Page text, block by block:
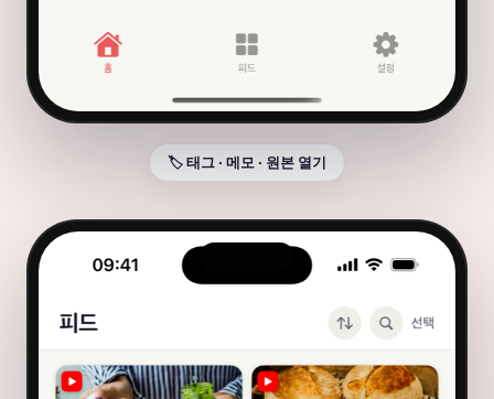
🏷️ 태그 · 메모 · 원본 열기